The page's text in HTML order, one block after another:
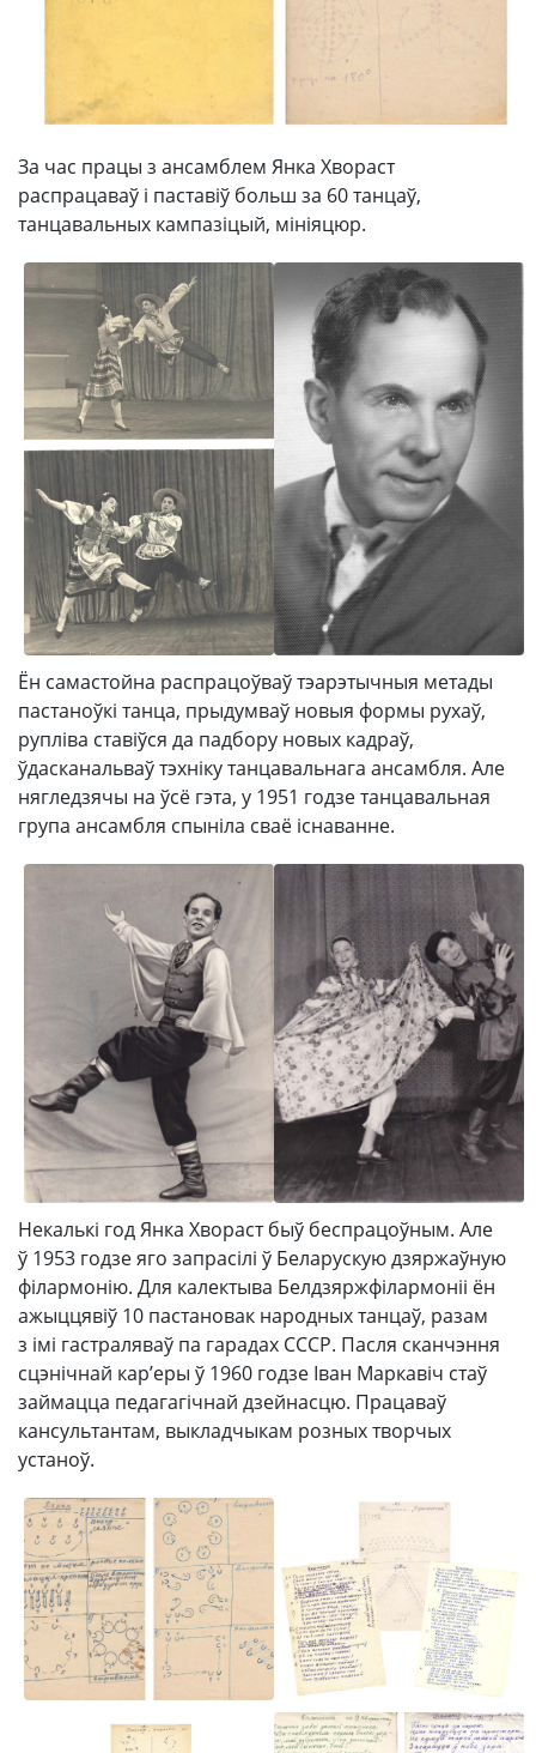
За час працы з ансамблем Янка Хвораст
распрацаваў і паставіў больш за 60 танцаў,
танцавальных кампазіцый, мініяцюр.
Ён самастойна распрацоўваў тэарэтычныя метады
пастаноўкі танца, прыдумваў новыя формы рухаў,
рупліва ставіўся да падбору новых кадраў,
ўдасканальваў тэхніку танцавальнага ансамбля. Але
нягледзячы на ўсё гэта, у 1951 годзе танцавальная
група ансамбля спыніла сваё існаванне.
Некалькі год Янка Хвораст быў беспрацоўным. Але
ў 1953 годзе яго запрасілі ў Беларускую дзяржаўную
філармонію. Для калектыва Белдзяржфілармоніі ён
ажыццявіў 10 пастановак народных танцаў, разам
з імі гастраляваў па гарадах СССР. Пасля сканчэння
сцэнічнай кар’еры ў 1960 годзе Іван Маркавіч стаў
займацца педагагічнай дзейнасцю. Працаваў
кансультантам, выкладчыкам розных творчых
устаноў.